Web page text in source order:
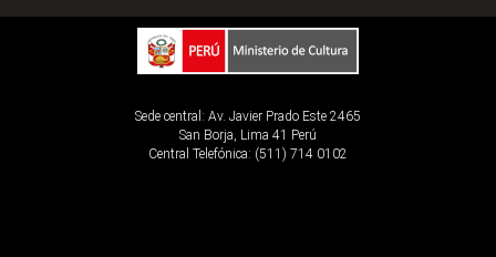
Sede central: Av. Javier Prado Este 2465
San Borja, Lima 41 Perú
Central Telefónica: (511) 714 0102